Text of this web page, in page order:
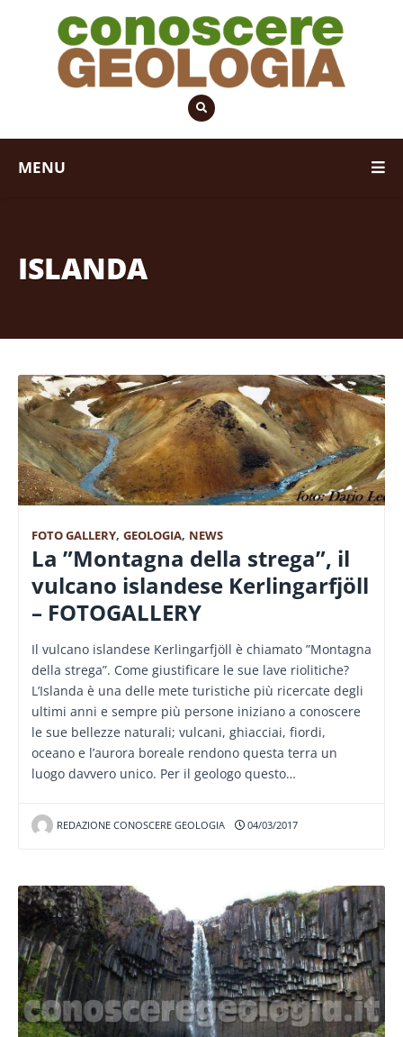
MENU
ISLANDA
FOTO GALLERY, GEOLOGIA, NEWS
La ”Montagna della strega”, il
vulcano islandese Kerlingarfjöll
– FOTOGALLERY
Il vulcano islandese Kerlingarfjöll è chiamato ”Montagna
della strega”. Come giustificare le sue lave riolitiche?
L’Islanda è una delle mete turistiche più ricercate degli
ultimi anni e sempre più persone iniziano a conoscere
le sue bellezze naturali; vulcani, ghiacciai, fiordi,
oceano e l’aurora boreale rendono questa terra un
luogo davvero unico. Per il geologo questo…
REDAZIONE CONOSCERE GEOLOGIA 04/03/2017